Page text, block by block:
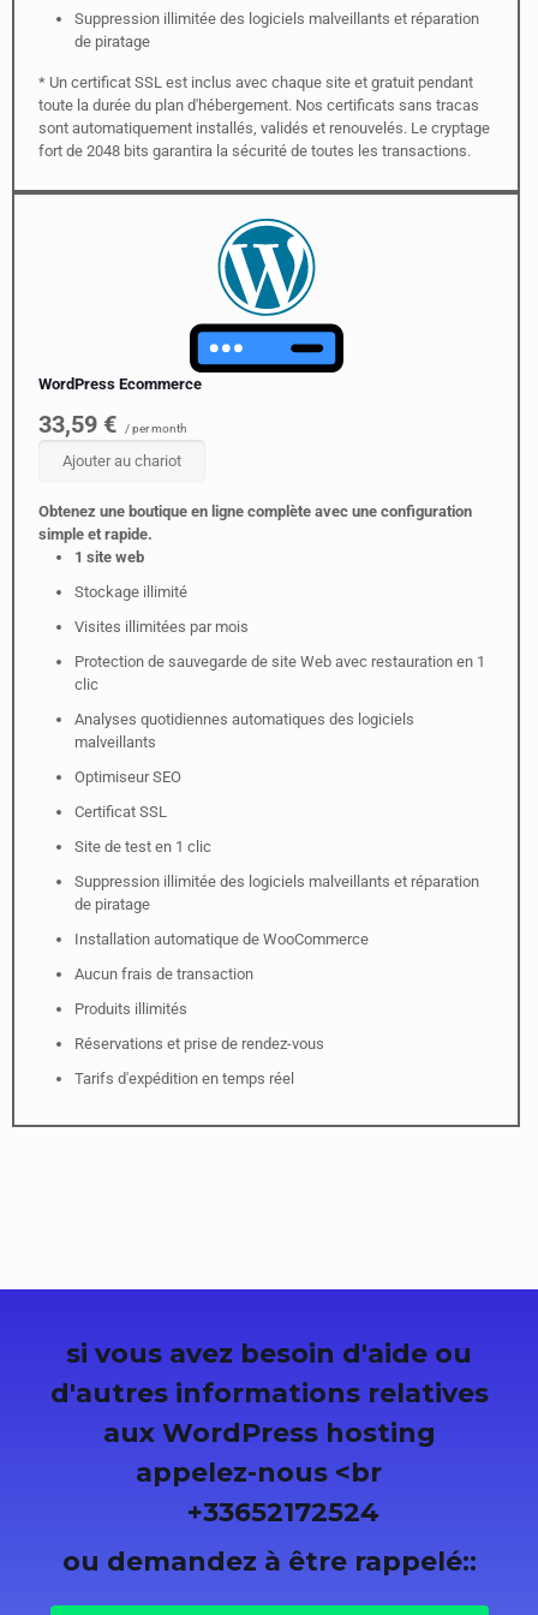
Suppression illimitée des logiciels malveillants et réparation
de piratage
* Un certificat SSL est inclus avec chaque site et gratuit pendant
toute la durée du plan d'hébergement. Nos certificats sans tracas
sont automatiquement installés, validés et renouvelés. Le cryptage
fort de 2048 bits garantira la sécurité de toutes les transactions.
WordPress Ecommerce
33,59 € / per month
Ajouter au chariot
Obtenez une boutique en ligne complète avec une configuration
simple et rapide.
1 site web
Stockage illimité
Visites illimitées par mois
Protection de sauvegarde de site Web avec restauration en 1
clic
Analyses quotidiennes automatiques des logiciels
malveillants
Optimiseur SEO
Certificat SSL
Site de test en 1 clic
Suppression illimitée des logiciels malveillants et réparation
de piratage
Installation automatique de WooCommerce
Aucun frais de transaction
Produits illimités
Réservations et prise de rendez-vous
Tarifs d'expédition en temps réel
si vous avez besoin d'aide ou
d'autres informations relatives
aux WordPress hosting
appelez-nous <br
+33652172524
ou demandez à être rappelé::